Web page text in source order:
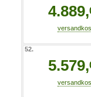
4.889,
52.
5.579,